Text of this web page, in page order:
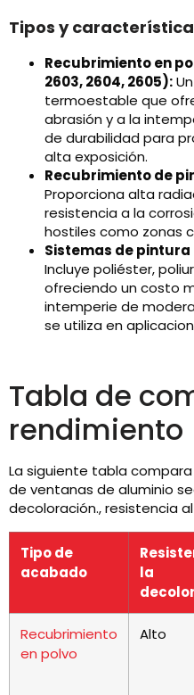
Tipos y
Recubrimiento en
2603, 2604, 2605):
termoestable que
abrasión y a la
de durabilidad para
alta exposición.
Recubrimiento de
Proporciona alta
resistencia a la
hostiles como zonas
Sistemas de
Incluye poliéster,
ofreciendo un costo
intemperie de
se utiliza en
Tabla de
rendimiento
La siguiente tabla
de ventanas de aluminio
decoloración., resistencia
Tipo de
acabado
la
Recubrimiento
en polvo
Alto